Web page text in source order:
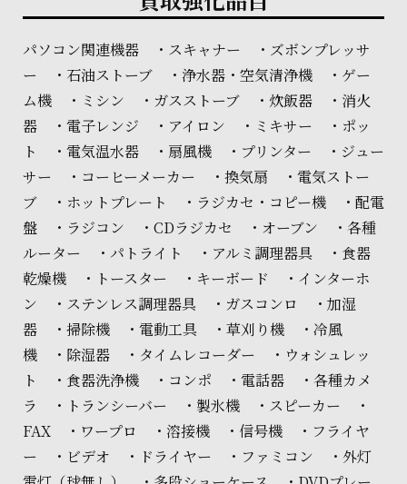
パソコン関連機器 ・スキャナー ・ズボンプレッサ
ー ・石油ストーブ ・浄水器・空気清浄機 ・ゲー
ム機 ・ミシン ・ガスストーブ ・炊飯器 ・消火
器 ・電子レンジ ・アイロン ・ミキサー ・ポッ
ト ・電気温水器 ・扇風機 ・プリンター ・ジュー
サー ・コーヒーメーカー ・換気扇 ・電気ストー
ブ ・ホットプレート ・ラジカセ・コピー機 ・配電
盤 ・ラジコン ・CDラジカセ ・オーブン ・各種
ルーター ・パトライト ・アルミ調理器具 ・食器
乾燥機 ・トースター ・キーボード ・インターホ
ン ・ステンレス調理器具 ・ガスコンロ ・加湿
器 ・掃除機 ・電動工具 ・草刈り機 ・冷風
機 ・除湿器 ・タイムレコーダー ・ウォシュレッ
ト ・食器洗浄機 ・コンポ ・電話器 ・各種カメ
ラ ・トランシーバー ・製氷機 ・スピーカー ・
FAX ・ワープロ ・溶接機 ・信号機 ・フライヤ
ー ・ビデオ ・ドライヤー ・ファミコン ・外灯